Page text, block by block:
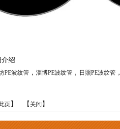
绍
PE波纹管， 淄博PE波纹管， 日照PE波纹管，
页】 【 关闭 】